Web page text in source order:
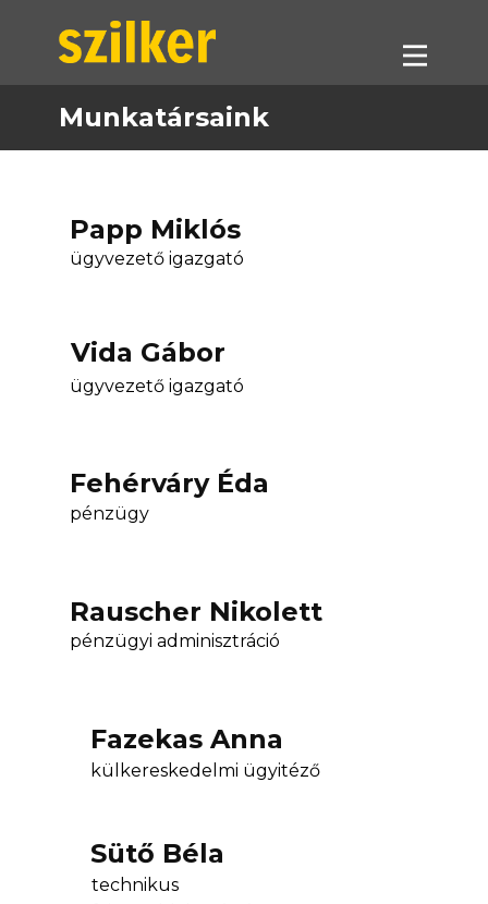
Termékeink
Forgalmazók
Referenciák
Kapcsolat
Munkatársaink
Papp Miklós
ügyvezető igazgató
Vida Gábor
ügyvezető igazgató
Fehérváry Éda
pénzügy
Rauscher Nikolett
pénzügyi adminisztráció
Fazekas Anna
külkereskedelmi ügyitéző
Sütő Béla
technikus